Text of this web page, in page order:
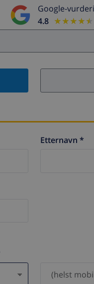
Google-
4.8
★★★★★
★★★★★
Etternavn *